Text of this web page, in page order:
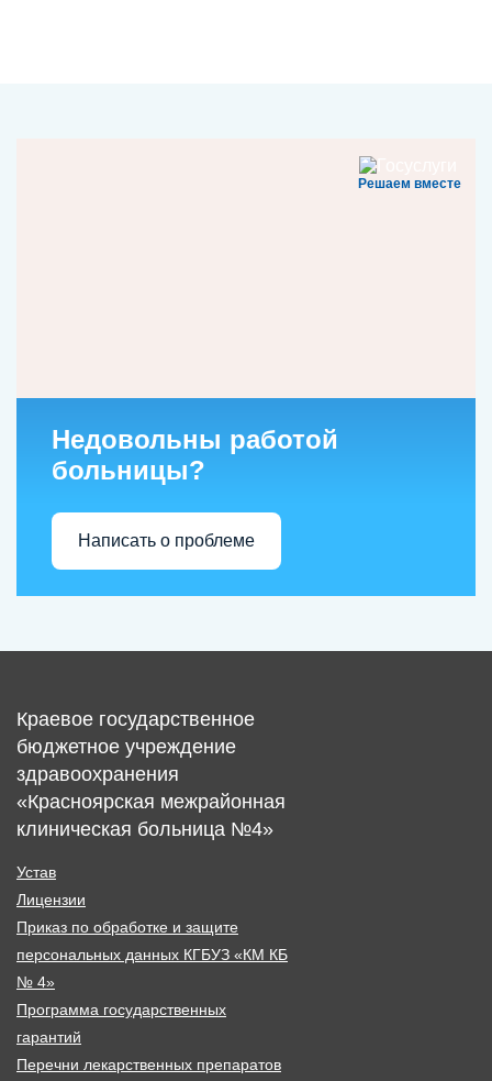
Решаем вместе
Недовольны работой
больницы?
Написать о проблеме
Краевое государственное
бюджетное учреждение
здравоохранения
«Красноярская межрайонная
клиническая больница №4»
Устав
Лицензии
Приказ по обработке и защите
персональных данных КГБУЗ «КМ КБ
№ 4»
Программа государственных
гарантий
Перечни лекарственных препаратов